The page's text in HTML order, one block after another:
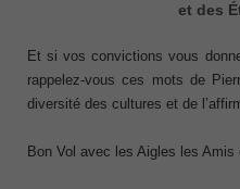
et des
Et si vos convictions vous
rappelez-vous ces mots de
diversité des cultures et de
Bon Vol avec les Aigles les